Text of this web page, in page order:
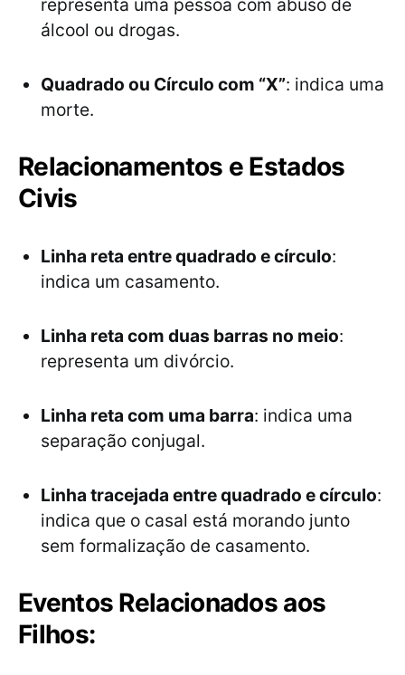
representa uma pessoa com abuso de
álcool ou drogas.
Quadrado ou Círculo com “X”: indica uma
morte.
Relacionamentos e Estados
Civis
Linha reta entre quadrado e círculo:
indica um casamento.
Linha reta com duas barras no meio:
representa um divórcio.
Linha reta com uma barra: indica uma
separação conjugal.
Linha tracejada entre quadrado e círculo:
indica que o casal está morando junto
sem formalização de casamento.
Eventos Relacionados aos
Filhos: